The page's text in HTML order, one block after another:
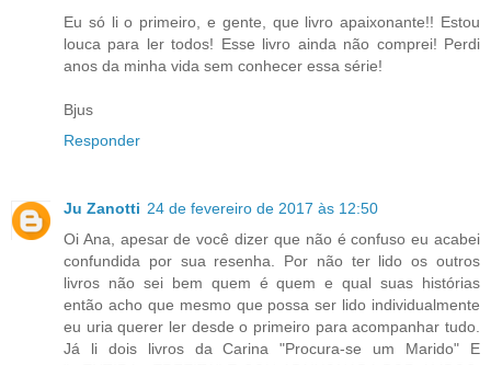
Eu só li o primeiro, e gente, que livro apaixonante!! Estou
louca para ler todos! Esse livro ainda não comprei! Perdi
anos da minha vida sem conhecer essa série!
Bjus
Responder
Ju Zanotti 24 de fevereiro de 2017 às 12:50
Oi Ana, apesar de você dizer que não é confuso eu acabei
confundida por sua resenha. Por não ter lido os outros
livros não sei bem quem é quem e qual suas histórias
então acho que mesmo que possa ser lido individualmente
eu uria querer ler desde o primeiro para acompanhar tudo.
Já li dois livros da Carina "Procura-se um Marido" E